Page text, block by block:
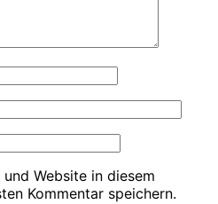
Website in diesem
Kommentar speichern.